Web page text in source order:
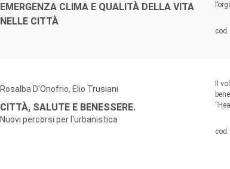
EMERGENZA CLIMA E QUALITÀ DELLA VITA
NELLE CITTÀ
di
Rosalba D'Onofrio, Elio Trusiani
CITTÀ, SALUTE E BENESSERE.
Nuovi percorsi per l'urbanistica
Il